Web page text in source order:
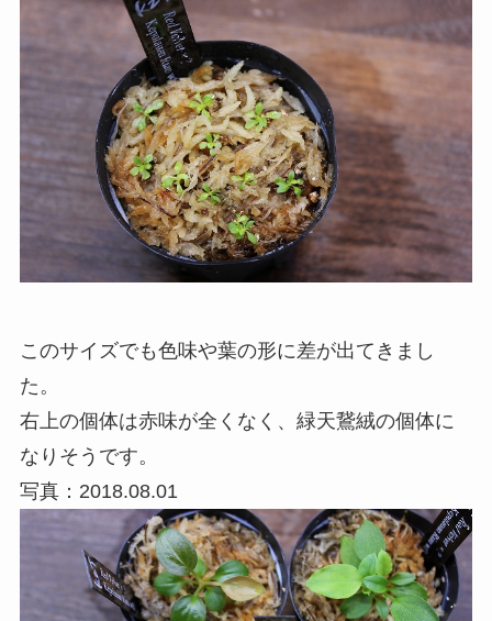
このサイズでも色味や葉の形に差が出てきまし
た。
右上の個体は赤味が全くなく、緑天鵞絨の個体に
なりそうです。
写真：2018.08.01